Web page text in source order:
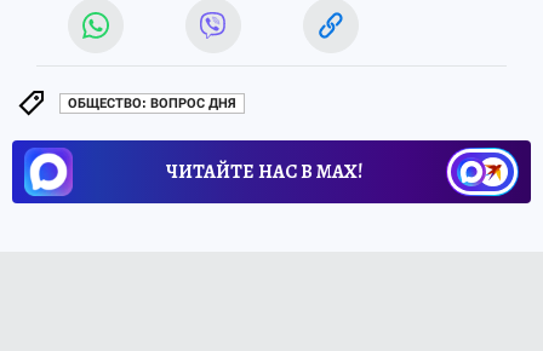
ОБЩЕСТВО: ВОПРОС ДНЯ
ЧИТАЙТЕ НАС В МАХ!